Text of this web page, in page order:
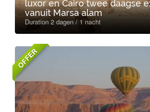
luxor en Cairo twee daagse
vanuit Marsa alam
Duration 2 dagen / 1 nacht
OFFER